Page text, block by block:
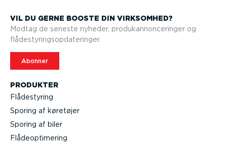
PRODUKTER
Flådestyring
Sporing af køretøjer
Sporing af biler
Flåde­op­ti­mering
VIL DU GERNE BOOSTE DIN VIRKSOMHED?
Modtag de seneste nyheder, produkan­non­ce­ringer og
flådesty­rings­op­da­te­ringer.
Abonner